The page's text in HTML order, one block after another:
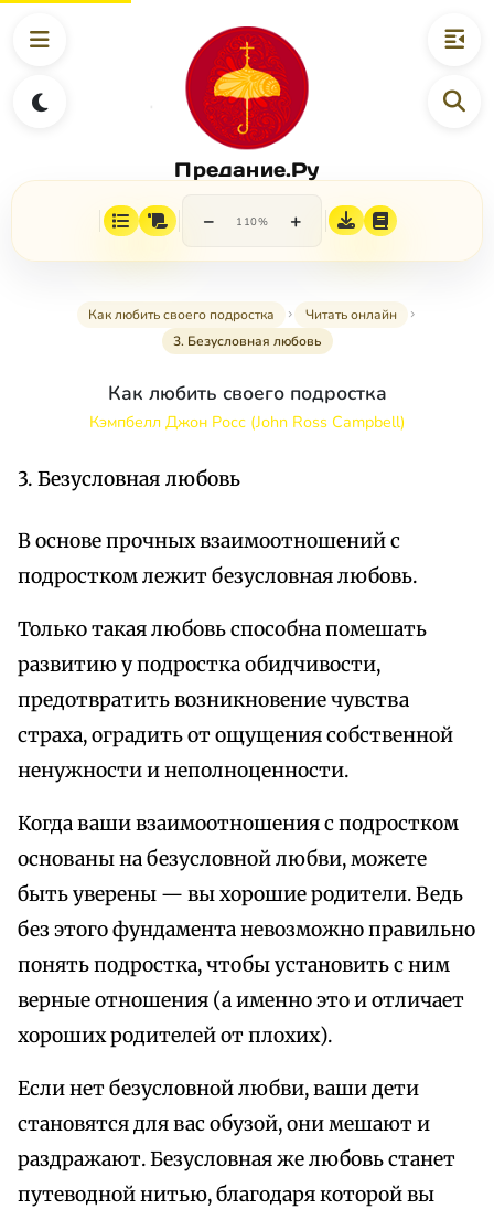
Предание.Ру
− 110% +
Как любить своего подростка
Читать онлайн
3. Безусловная любовь
Как любить своего подростка
Кэмпбелл Джон Росс (John Ross Campbell)
3. Безусловная любовь
В основе прочных взаимоотношений с
подростком лежит безусловная любовь.
Только такая любовь способна помешать
развитию у подростка обидчивости,
предотвратить возникновение чувства
страха, оградить от ощущения собственной
ненужности и неполноценности.
Когда ваши взаимоотношения с подростком
основаны на безусловной любви, можете
быть уверены — вы хорошие родители. Ведь
без этого фундамента невозможно правильно
понять подростка, чтобы установить с ним
верные отношения (а именно это и отличает
хороших родителей от плохих).
Если нет безусловной любви, ваши дети
становятся для вас обузой, они мешают и
раздражают. Безусловная же любовь станет
путеводной нитью, благодаря которой вы